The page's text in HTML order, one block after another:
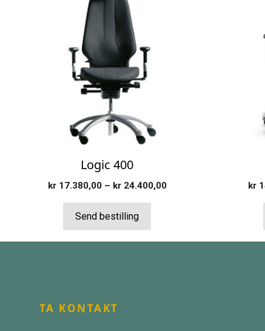
Logic 400
kr17.380,00 – kr24.400,00Prisområde:
Send bestilling
Alternativene
produktsiden
kr
TA KONTAKT